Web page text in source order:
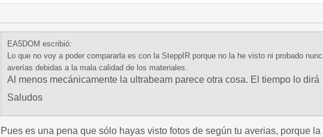
EA5DOM escribió:
Lo que no voy a poder compararla es con la SteppIR porque no la he visto ni probado
averías debidas a la mala calidad de los materiales.
Al menos mecánicamente la ultrabeam parece otra cosa. El tiempo lo dirá
Saludos
Pues es una pena que sólo hayas visto fotos de según tu averias, porque